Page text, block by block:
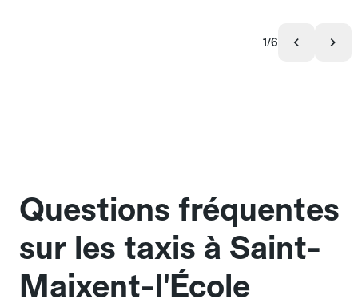
1/6
Questions fréquentes
sur les taxis à Saint-
Maixent-l'École